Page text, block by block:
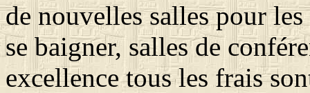
de nouvelles salles pour
se baigner, salles de
excellence tous les frais